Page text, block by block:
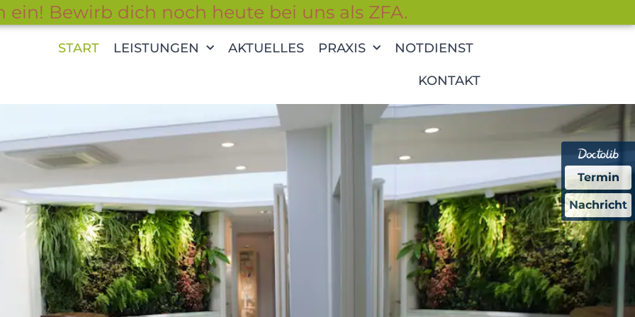
ein! Bewirb dich noch heute bei uns als ZFA.
START LEISTUNGEN AKTUELLES PRAXIS NOTDIENST
KONTAKT
Termin
Nachricht